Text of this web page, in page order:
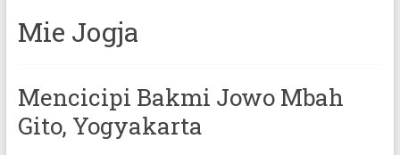
Mie Jogja
Mencicipi Bakmi Jowo Mbah
Gito, Yogyakarta